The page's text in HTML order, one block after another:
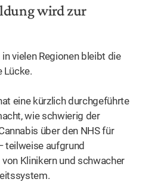
wird zur
vielen Regionen bleibt die
Lücke.
eine kürzlich durchgeführte
wie schwierig der
über den NHS für
teilweise aufgrund
Klinikern und schwacher